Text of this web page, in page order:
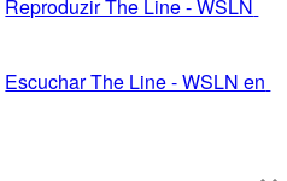
Reproduzir The Line - WSLN
Escuchar The Line - WSLN en